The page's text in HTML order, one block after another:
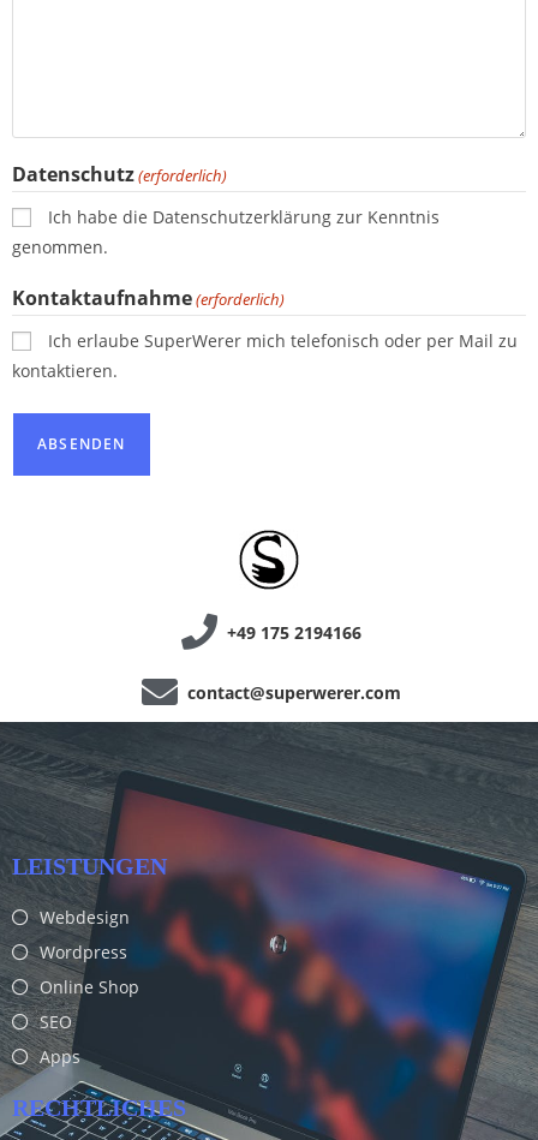
Datenschutz(erforderlich)
Ich habe die Datenschutzerklärung zur Kenntnis
genommen.
Kontaktaufnahme(erforderlich)
Ich erlaube SuperWerer mich telefonisch oder per Mail zu
kontaktieren.
+49 175 2194166
contact@superwerer.com
LEISTUNGEN
Webdesign
Wordpress
Online Shop
SEO
Apps
RECHTLICHES